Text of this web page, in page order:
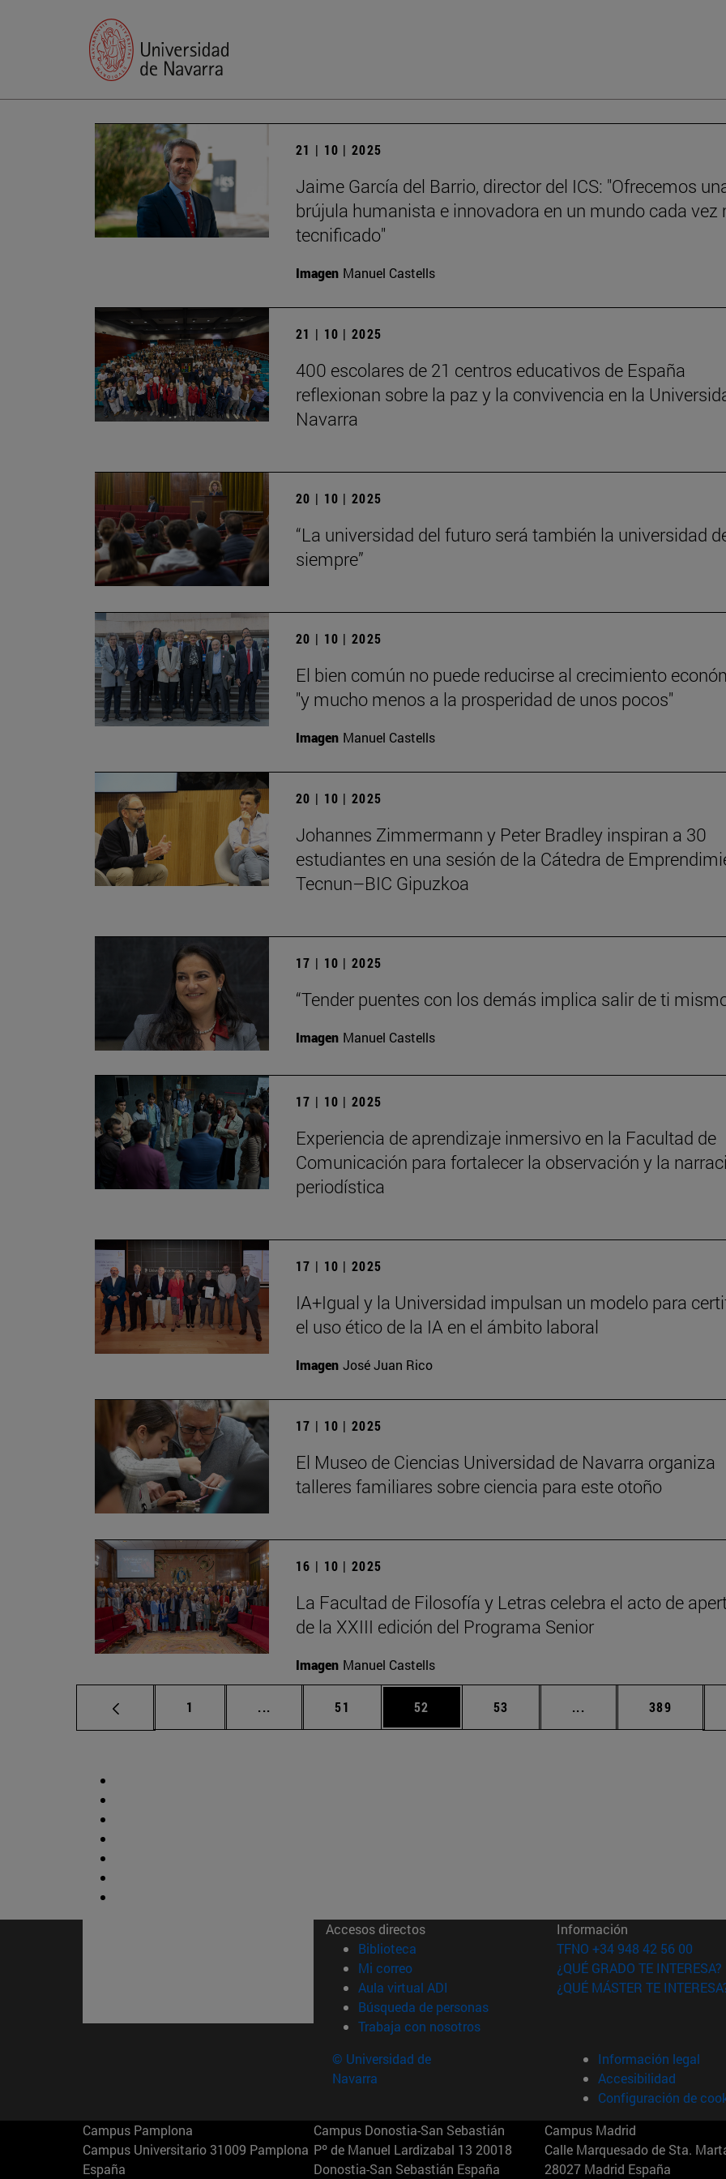
21 | 10 | 2025
Jaime García del Barrio, director del ICS: "Ofrecemos
brújula humanista e innovadora en un mundo cada vez
tecnificado"
Imagen Manuel Castells
21 | 10 | 2025
400 escolares de 21 centros educativos de España
reflexionan sobre la paz y la convivencia en la
Navarra
20 | 10 | 2025
“La universidad del futuro será también la universidad
siempre”
20 | 10 | 2025
El bien común no puede reducirse al crecimiento
"y mucho menos a la prosperidad de unos pocos"
Imagen Manuel Castells
20 | 10 | 2025
Johannes Zimmermann y Peter Bradley inspiran a 30
estudiantes en una sesión de la Cátedra de
Tecnun–BIC Gipuzkoa
17 | 10 | 2025
“Tender puentes con los demás implica salir de ti
Imagen Manuel Castells
17 | 10 | 2025
Experiencia de aprendizaje inmersivo en la Facultad de
Comunicación para fortalecer la observación y la
periodística
17 | 10 | 2025
IA+Igual y la Universidad impulsan un modelo para
el uso ético de la IA en el ámbito laboral
Imagen José Juan Rico
17 | 10 | 2025
El Museo de Ciencias Universidad de Navarra organiza
talleres familiares sobre ciencia para este otoño
16 | 10 | 2025
La Facultad de Filosofía y Letras celebra el acto de
de la XXIII edición del Programa Senior
Imagen Manuel Castells
Página
1 ... Páginas intermedias Use TAB para desplazarse.
Página
51 Página
52 Página
53 ... Páginas intermedias
Página
389
Accesos directos
Biblioteca (abre en nueva ventana)
Mi correo(abre en nueva ventana)
Aula virtual ADI (abre en nueva ventana)
Búsqueda de personas(abre en nueva ventana)
Trabaja con nosotros(abre en nueva ventana)
Información
TFNO +34 948 42 56 00
¿QUÉ GRADO TE INTERESA?
¿QUÉ MÁSTER TE
© Universidad de
Navarra
Información legal
Accesibilidad
Configuración de
Campus Pamplona
Campus Universitario 31009 Pamplona
España
Campus Donostia-San Sebastián
Pº de Manuel Lardizabal 13 20018
Donostia-San Sebastián España
Campus Madrid
Calle Marquesado de Sta.
28027 Madrid España